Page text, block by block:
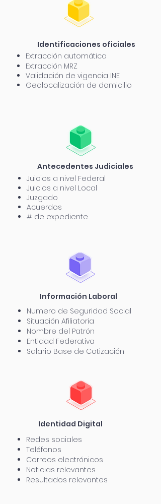
Identificaciones oficiales
Extracción automática
Extracción MRZ
Validación de vigencia INE
Geolocalización de domicilio
Antecedentes Judiciales
Juicios a nivel Federal
Juicios a nivel Local
Juzgado
Acuerdos
# de expediente
Información Laboral
Numero de Seguridad Social
Situación Afiliatoria
Nombre del Patrón
Entidad Federativa
Salario Base de Cotización
Identidad Digital
Redes sociales
Teléfonos
Correos electrónicos
Noticias relevantes
Resultados relevantes